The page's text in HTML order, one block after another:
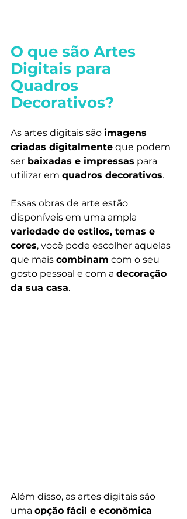
O que são Artes
Digitais para
Quadros
Decorativos?
As artes digitais são imagens
criadas digitalmente que podem
ser baixadas e impressas para
utilizar em quadros decorativos.
Essas obras de arte estão
disponíveis em uma ampla
variedade de estilos, temas e
cores, você pode escolher aquelas
que mais combinam com o seu
gosto pessoal e com a decoração
da sua casa.
Além disso, as artes digitais são
uma opção fácil e econômica